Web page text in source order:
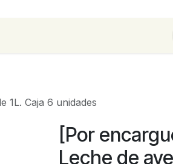
1L. Caja 6 unidades
[Por
Leche de